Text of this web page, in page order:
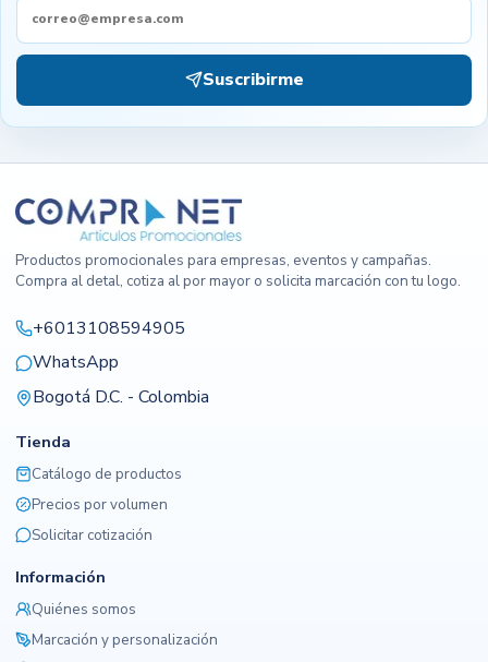
Suscribirme
Productos promocionales para empresas, eventos y campañas.
Compra al detal, cotiza al por mayor o solicita marcación con tu logo.
+6013108594905
WhatsApp
Bogotá D.C. - Colombia
Tienda
Catálogo de productos
Precios por volumen
Solicitar cotización
Información
Quiénes somos
Marcación y personalización